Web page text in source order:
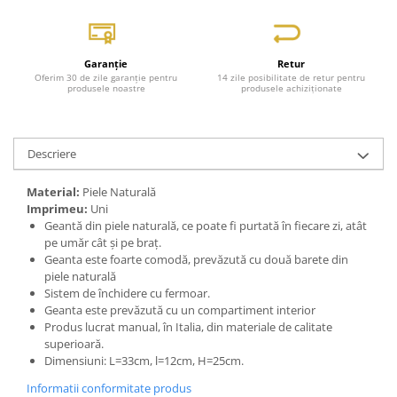
Garanție
Oferim 30 de zile garanție pentru
produsele noastre
Retur
14 zile posibilitate de retur pentru
produsele achiziționate
Descriere
Material: Piele Naturală
Imprimeu: Uni
Geantă din piele naturală, ce poate fi purtată în fiecare zi, atât
pe umăr cât și pe braț.
Geanta este foarte comodă, prevăzută cu două barete din
piele naturală
Sistem de închidere cu fermoar.
Geanta este prevăzută cu un compartiment interior
Produs lucrat manual, în Italia, din materiale de calitate
superioară.
Dimensiuni: L=33cm, l=12cm, H=25cm.
Informatii conformitate produs